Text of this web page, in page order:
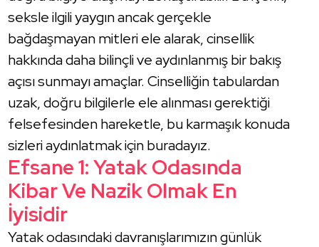
seksle ilgili yaygın ancak gerçekle
bağdaşmayan mitleri ele alarak, cinsellik
hakkında daha bilinçli ve aydınlanmış bir bakış
açısı sunmayı amaçlar. Cinselliğin tabulardan
uzak, doğru bilgilerle ele alınması gerektiği
felsefesinden hareketle, bu karmaşık konuda
sizleri aydınlatmak için buradayız.
Efsane 1: Yatak Odasında
Kibar Ve Nazik Olmak En
İyisidir
Yatak odasındaki davranışlarımızın günlük